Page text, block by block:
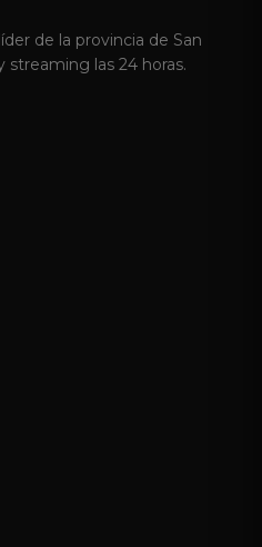
de la provincia de San
streaming las 24 horas.